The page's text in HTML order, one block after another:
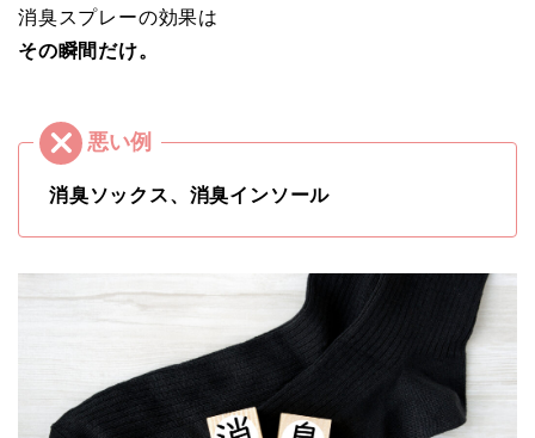
消臭スプレーの効果は
その瞬間だけ。
消臭ソックス、消臭インソール